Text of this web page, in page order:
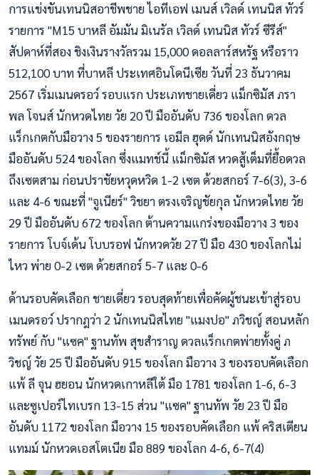
การแข่งขันเทนนิสอาชีพชาย ไอทีเอฟ เมนส์ เวิลด์ เทนนิส ทัวร์
รายการ "M15 บาหลี อัมมัน มิเนรัล เวิลด์ เทนนิส ทัวร์ ซีรีส์"
สัปดาห์ที่สอง ชิงเงินรางวัลรวม 15,000 ดอลลาร์สหรัฐ หรือราว
512,100 บาท ที่บาหลี ประเทศอินโดนีเซีย วันที่ 23 ธันวาคม
2567 เริ่มเมนดรอว์ รอบแรก ประเภทชายเดี่ยว แม็กซิมัส ภรา
พล โจนส์ นักหวดไทย วัย 20 ปี มืออันดับ 736 ของโลก ดวล
แร็กเกตกับมือวาง 5 ของรายการ เอมีล ฮุดด์ นักเทนนิสอังกฤษ
มืออันดับ 524 ของโลก ซึ่งแมทช์นี้ แม็กซิมัส หวดสู้เต็มที่ยื้อดวล
ถึงเซตสาม ก่อนปราชัยหวุดหวิด 1-2 เซต ด้วยสกอร์ 7-6(3), 3-6
และ 4-6 ขณะที่ "จูเนียร์" วิชยา ตรงเจริญชัยกุล นักหวดไทย วัย
29 ปี มืออันดับ 672 ของโลก ต้านความแกร่งของมือวาง 3 ของ
รายการ โบจ์เด้น โบบรอฟ นักหวดวัย 27 ปี มือ 430 ของโลกไม่
ไหว พ่าย 0-2 เซต ด้วยสกอร์ 5-7 และ 0-6
ด้านรอบคัดเลือก ชายเดี่ยว รอบสุดท้ายเพื่อคัดผู้ชนะเข้าสู่รอบ
เมนดรอว์ ปรากฎว่า 2 นักเทนนิสไทย "แมงปอ" ภวิชญ์ สอนหลัก
ทรัพย์ กับ "แซค" ฐานทัพ สุขสำราญ ดวลแร็กเกตพ่ายทั้งคู่ ภ
วิชญ์ วัย 25 ปี มืออันดับ 915 ของโลก มือวาง 3 ของรอบคัดเลือก
แพ้ ลี จุน ฮยอน นักหวดเกาหลีใต้ มือ 1781 ของโลก 1-6, 6-3
และซูเปอร์ไทเบรก 13-15 ส่วน "แซค" ฐานทัพ วัย 23 ปี มือ
อันดับ 1172 ของโลก มือวาง 15 ของรอบคัดเลือก แพ้ คริสเตียน
แทมม์ นักหวดเอสโตเนีย มือ 889 ของโลก 4-6, 6-7(4)